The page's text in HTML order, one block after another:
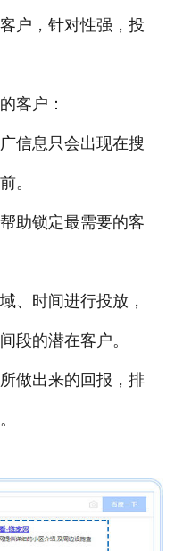
户，针对性强，投
客户：
信息只会出现在搜
。
助锁定最需要的客
、时间进行投放，
段的潜在客户。
做出来的回报，排